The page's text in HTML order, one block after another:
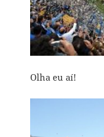
Olha eu aí!